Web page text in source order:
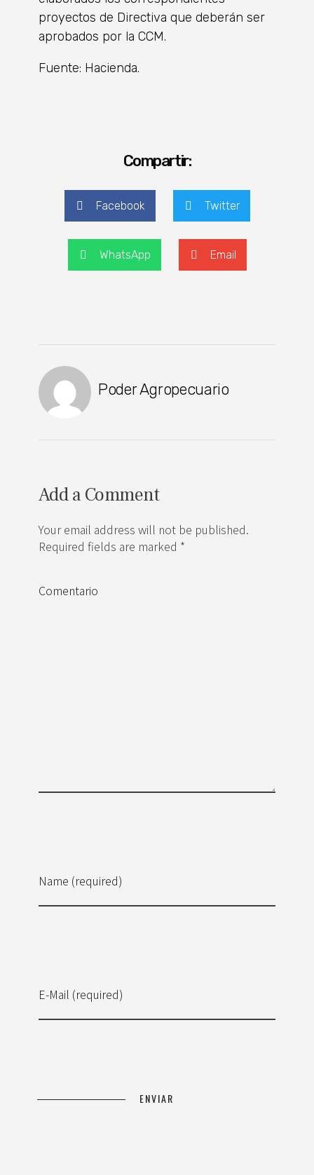
proyectos de Directiva que deberán ser
aprobados por la CCM.
Fuente: Hacienda.
Compartir:
Facebook Twitter
WhatsApp Email
Poder Agropecuario
Add a Comment
Your email address will not be published.
Required fields are marked *
Name (required)
E-Mail (required)
Comentario